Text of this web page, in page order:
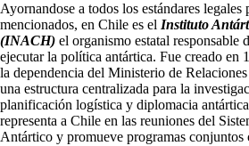
Ayornandose a todos los estándares legales
mencionados, en Chile es el Instituto
(INACH) el organismo estatal responsable
ejecutar la política antártica. Fue creado en
la dependencia del Ministerio de
una estructura centralizada para la
planificación logística y diplomacia
representa a Chile en las reuniones del
Antártico y promueve programas conjuntos